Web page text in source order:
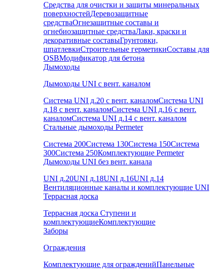
Средства для очистки и защиты минеральных
поверхностейДеревозащитные
средстваОгнезащитные составы и
огнебиозащитные средстваЛаки, краски и
декоративные составыГрунтовки,
шпатлевкиСтроительные герметикиСоставы для
OSBМодификатор для бетона
Дымоходы
Дымоходы UNI с вент. каналом
Система UNI д.20 с вент. каналомСистема UNI
д.18 с вент. каналомСистема UNI д.16 с вент.
каналомСистема UNI д.14 с вент. каналом
Стальные дымоходы Permeter
Система 200Система 130Система 150Система
300Система 250Комплектующие Permeter
Дымоходы UNI без вент. канала
UNI д.20UNI д.18UNI д.16UNI д.14
Вентиляционные каналы и комплектующие UNI
Террасная доска
Террасная доска Ступени и
комплектующиеКомплектующие
Заборы
Ограждения
Комплектующие для огражденийПанельные